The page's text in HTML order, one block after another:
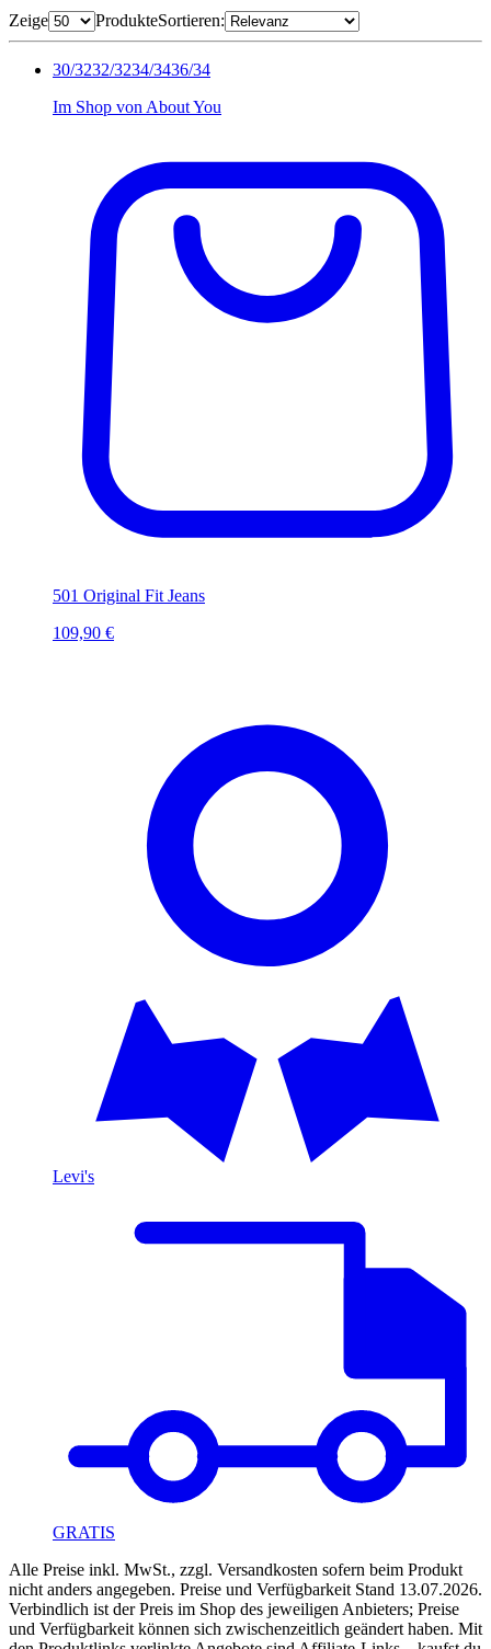
Zeige ProdukteSortieren:
30/3232/3234/3436/34
Im Shop vonAbout You
501 Original Fit Jeans
109,90 €
Levi's
GRATIS
Alle Preise inkl. MwSt., zzgl. Versandkosten sofern beim Produkt
nicht anders angegeben. Preise und Verfügbarkeit Stand 13.07.2026.
Verbindlich ist der Preis im Shop des jeweiligen Anbieters; Preise
und Verfügbarkeit können sich zwischenzeitlich geändert haben. Mit